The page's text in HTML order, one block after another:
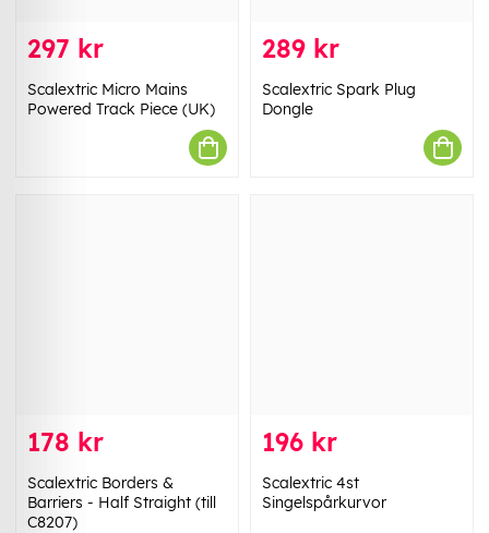
297 kr
Scalextric Micro Mains
Powered Track Piece (UK)
289 kr
Scalextric Spark Plug
Dongle
178 kr
Scalextric Borders &
Barriers - Half Straight (till
C8207)
196 kr
Scalextric 4st
Singelspårkurvor